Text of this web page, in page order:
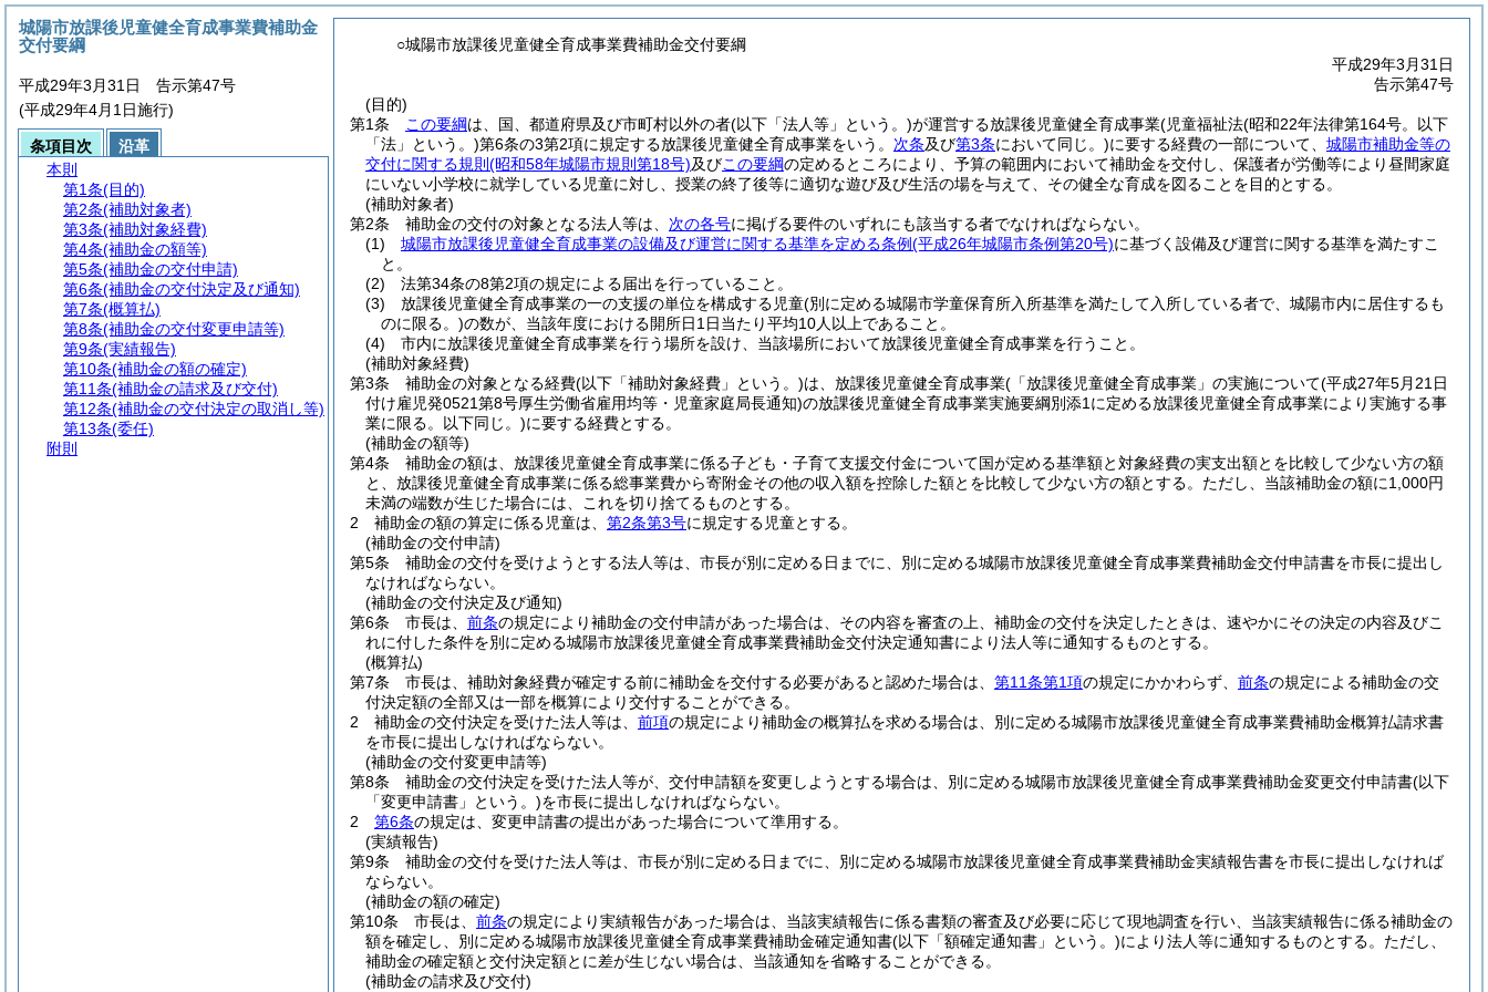
○城陽市放課後児童健全育成事業費補助金交付要綱
平成29年3月31日
告示第47号
(目的)
第1条
この要綱は、国、都道府県及び市町村以外の者(以下「法人等」という。)が運営する放課後児童健全育成事業(児童福祉法(昭和22年法律第164号。以下
「法」という。)第6条の3第2項に規定する放課後児童健全育成事業をいう。 次条及び第3条において同じ。)に要する経費の一部について、 城陽市補助金等の
交付に関する規則 (昭和58年城陽市規則第18号)及びこの要綱の定めるところにより、予算の範囲内において補助金を交付し、保護者が労働等により昼間家庭
にいない小学校に就学している児童に対し、授業の終了後等に適切な遊び及び生活の場を与えて、その健全な育成を図ることを目的とする。
(補助対象者)
第2条
補助金の交付の対象となる法人等は、 次の各号に掲げる要件のいずれにも該当する者でなければならない。
(1)
城陽市放課後児童健全育成事業の設備及び運営に関する基準を定める条例(平成26年城陽市条例第20号)に基づく設備及び運営に関する基準を満たすこ
と。
(2)
法第34条の8第2項の規定による届出を行っていること。
(3)
放課後児童健全育成事業の一の支援の単位を構成する児童(別に定める城陽市学童保育所入所基準を満たして入所している者で、城陽市内に居住するも
のに限る。)の数が、当該年度における開所日1日当たり平均10人以上であること。
(4)
市内に放課後児童健全育成事業を行う場所を設け、当該場所において放課後児童健全育成事業を行うこと。
(補助対象経費)
第3条
補助金の対象となる経費(以下「補助対象経費」という。)は、放課後児童健全育成事業(「放課後児童健全育成事業」の実施について(平成27年5月21日
付け雇児発0521第8号厚生労働省雇用均等・児童家庭局長通知)の放課後児童健全育成事業実施要綱別添1に定める放課後児童健全育成事業により実施する事
業に限る。以下同じ。)に要する経費とする。
(補助金の額等)
第4条
補助金の額は、放課後児童健全育成事業に係る子ども・子育て支援交付金について国が定める基準額と対象経費の実支出額とを比較して少ない方の額
と、放課後児童健全育成事業に係る総事業費から寄附金その他の収入額を控除した額とを比較して少ない方の額とする。 ただし、当該補助金の額に1,000円
未満の端数が生じた場合には、これを切り捨てるものとする。
2
補助金の額の算定に係る児童は、 第2条第3号に規定する児童とする。
(補助金の交付申請)
第5条
補助金の交付を受けようとする法人等は、市長が別に定める日までに、別に定める城陽市放課後児童健全育成事業費補助金交付申請書を市長に提出し
なければならない。
(補助金の交付決定及び通知)
第6条
市長は、 前条の規定により補助金の交付申請があった場合は、その内容を審査の上、補助金の交付を決定したときは、速やかにその決定の内容及びこ
れに付した条件を別に定める城陽市放課後児童健全育成事業費補助金交付決定通知書により法人等に通知するものとする。
(概算払)
第7条
市長は、補助対象経費が確定する前に補助金を交付する必要があると認めた場合は、 第11条第1項の規定にかかわらず、 前条の規定による補助金の交
付決定額の全部又は一部を概算により交付することができる。
2
補助金の交付決定を受けた法人等は、 前項の規定により補助金の概算払を求める場合は、別に定める城陽市放課後児童健全育成事業費補助金概算払請求書
を市長に提出しなければならない。
(補助金の交付変更申請等)
第8条
補助金の交付決定を受けた法人等が、交付申請額を変更しようとする場合は、別に定める城陽市放課後児童健全育成事業費補助金変更交付申請書(以下
「変更申請書」という。)を市長に提出しなければならない。
2
第6条の規定は、変更申請書の提出があった場合について準用する。
(実績報告)
第9条
補助金の交付を受けた法人等は、市長が別に定める日までに、別に定める城陽市放課後児童健全育成事業費補助金実績報告書を市長に提出しなければ
ならない。
(補助金の額の確定)
第10条
市長は、 前条の規定により実績報告があった場合は、当該実績報告に係る書類の審査及び必要に応じて現地調査を行い、当該実績報告に係る補助金の
額を確定し、別に定める城陽市放課後児童健全育成事業費補助金確定通知書(以下「額確定通知書」という。)により法人等に通知するものとする。 ただし、
補助金の確定額と交付決定額とに差が生じない場合は、当該通知を省略することができる。
(補助金の請求及び交付)
城陽市放課後児童健全育成事業費補助金
交付要綱
平成29年3月31日 告示第47号
(平成29年4月1日施行)
条項目次
沿革
本則
第1条(目的)
第2条(補助対象者)
第3条(補助対象経費)
第4条(補助金の額等)
第5条(補助金の交付申請)
第6条(補助金の交付決定及び通知)
第7条(概算払)
第8条(補助金の交付変更申請等)
第9条(実績報告)
第10条(補助金の額の確定)
第11条(補助金の請求及び交付)
第12条(補助金の交付決定の取消し等)
第13条(委任)
附則